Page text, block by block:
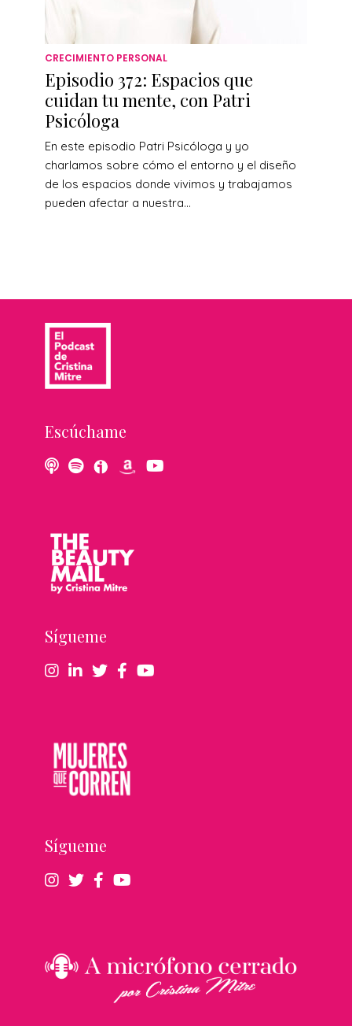
CRECIMIENTO PERSONAL
Episodio 372: Espacios que
cuidan tu mente, con Patri
Psicóloga
En este episodio Patri Psicóloga y yo
charlamos sobre cómo el entorno y el diseño
de los espacios donde vivimos y trabajamos
pueden afectar a nuestra...
Escúchame
Sígueme
Sígueme